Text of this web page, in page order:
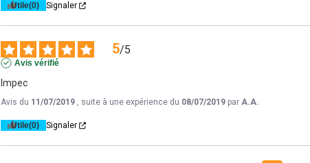
Utile(0) Signaler
5/5
Avis vérifié
Impec
Avis du 11/07/2019 , suite à une expérience du 08/07/2019 parA.A.
Utile(0) Signaler